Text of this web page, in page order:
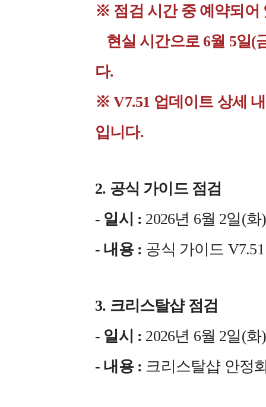
※ 점검 시간 중 예약되어
현실 시간으로 6월 5일(
다.
※ V7.51 업데이트 상세
입니다.
2. 공식 가이드 점검
- 일시 : 2026년 6월 2일(화
- 내용 : 공식 가이드
3. 크리스탈샵 점검
- 일시 : 2026년 6월 2일(화
- 내용 : 크리스탈샵 안정